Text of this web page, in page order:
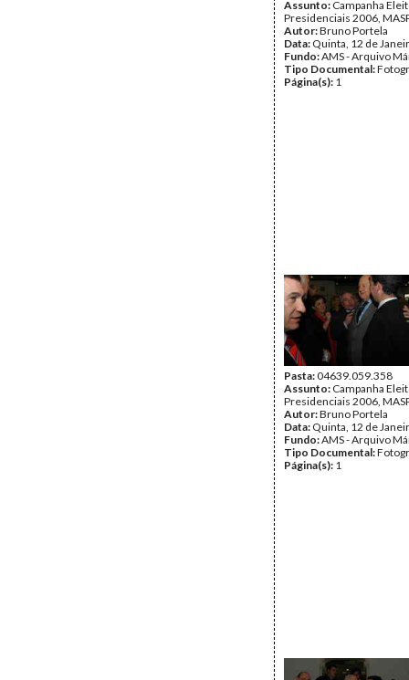
Assunto: Campanha
Presidenciais 2006,
Autor:Bruno Portela
Data: Quinta, 12 de
Fundo:AMS - Arquivo
Tipo Documental:
Página(s): 1
Pasta:04639.059.358
Assunto: Campanha
Presidenciais 2006,
Autor:Bruno Portela
Data: Quinta, 12 de
Fundo:AMS - Arquivo
Tipo Documental:
Página(s): 1